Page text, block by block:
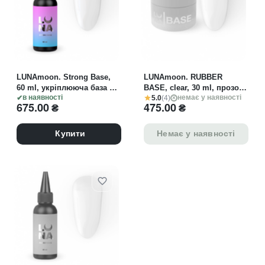
в наявності
LUNAmoon. Strong Base,
60 ml, укріплююча база 3-
в-1 (база, гель, топ)
675.00₴
Купити
5.0(4) немає у наявності
LUNAmoon. RUBBER
BASE, clear, 30 ml, прозора
каучукова база
475.00₴
Немає у наявності